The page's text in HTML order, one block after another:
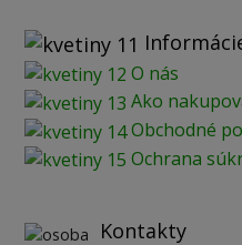
O nás
Ako
Obchodné
Ochrana
Kontakty